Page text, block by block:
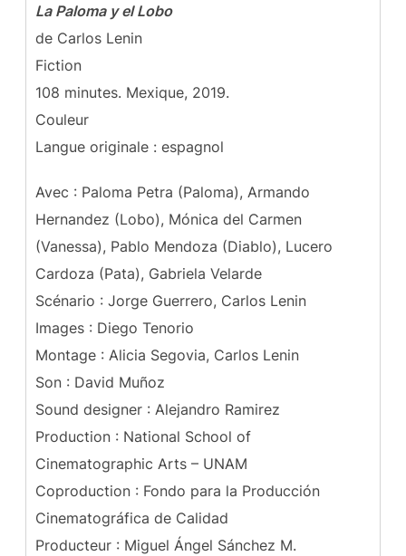
La Paloma y el Lobo
de Carlos Lenin
Fiction
108 minutes. Mexique, 2019.
Couleur
Langue originale : espagnol
Avec : Paloma Petra (Paloma), Armando
Hernandez (Lobo), Mónica del Carmen
(Vanessa), Pablo Mendoza (Diablo), Lucero
Cardoza (Pata), Gabriela Velarde
Scénario : Jorge Guerrero, Carlos Lenin
Images : Diego Tenorio
Montage : Alicia Segovia, Carlos Lenin
Son : David Muñoz
Sound designer : Alejandro Ramirez
Production : National School of
Cinematographic Arts – UNAM
Coproduction : Fondo para la Producción
Cinematográfica de Calidad
Producteur : Miguel Ángel Sánchez M.